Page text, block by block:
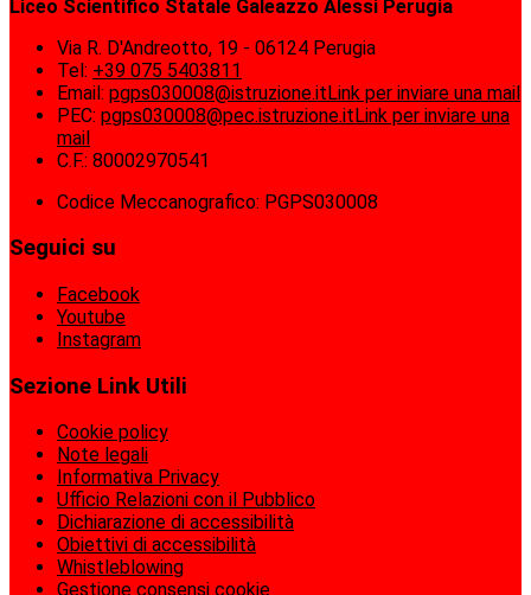
Liceo Scientifico Statale Galeazzo Alessi Perugia
Via R. D'Andreotto, 19 - 06124 Perugia
Tel: +39 075 5403811
Email: pgps030008@istruzione.itLink per inviare una mail
PEC: pgps030008@pec.istruzione.itLink per inviare una
mail
C.F.: 80002970541
Codice Meccanografico: PGPS030008
Seguici su
Facebook
Youtube
Instagram
Sezione Link Utili
Cookie policy
Note legali
Informativa Privacy
Ufficio Relazioni con il Pubblico
Dichiarazione di accessibilità
Obiettivi di accessibilità
Whistleblowing
Gestione consensi cookie